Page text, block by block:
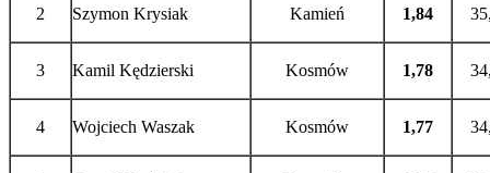
2 Szymon Krysiak Kamień 1,84
3 Kamil Kędzierski Kosmów 1,78
4 Wojciech Waszak Kosmów 1,77